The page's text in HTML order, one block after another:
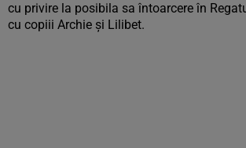
cu privire la posibila sa întoarcere în
cu copiii Archie și Lilibet.